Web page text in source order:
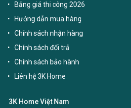
Bảng giá thi công 2026
Hướng dẫn mua hàng
Chính sách nhận hàng
Chính sách đổi trả
Chính sách bảo hành
Liên hệ 3K Home
3K Home Việt Nam